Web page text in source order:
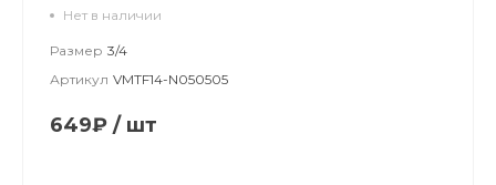
Нет в наличии
Размер 3/4
Артикул VMTF14-N050505
649₽ / шт